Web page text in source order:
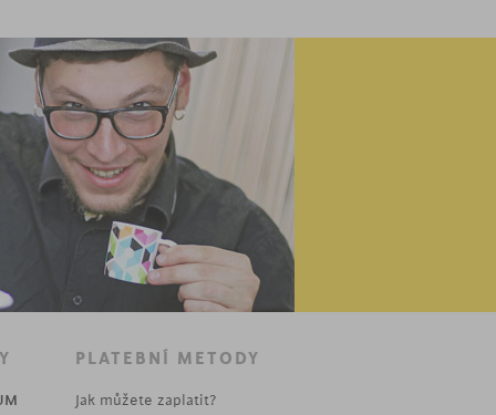
PLATEBNÍ METODY
Jak můžete zaplatit?